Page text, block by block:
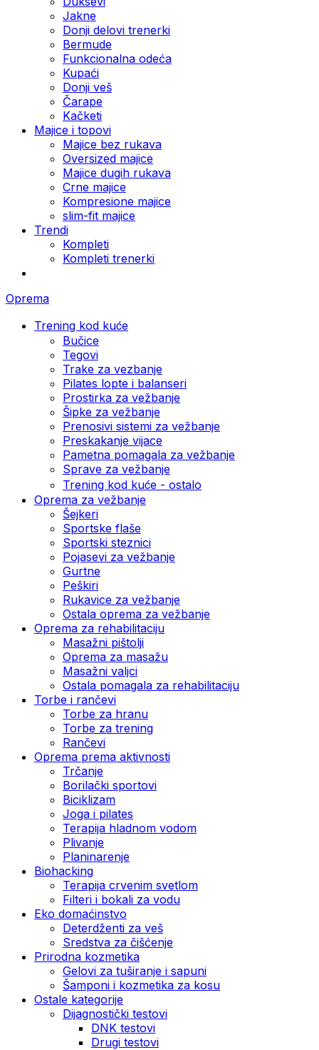
Jakne
Donji delovi trenerki
Bermude
Funkcionalna odeća
Kupaći
Donji veš
Čarape
Kačketi
Majice i topovi
Majice bez rukava
Oversized majice
Majice dugih rukava
Crne majice
Kompresione majice
slim-fit majice
Trendi
Kompleti
Kompleti trenerki
Oprema
Trening kod kuće
Bučice
Tegovi
Trake za vezbanje
Pilates lopte i balanseri
Prostirka za vežbanje
Šipke za vežbanje
Prenosivi sistemi za vežbanje
Preskakanje vijace
Pametna pomagala za vežbanje
Sprave za vežbanje
Trening kod kuće - ostalo
Oprema za vežbanje
Šejkeri
Sportske flaše
Sportski steznici
Pojasevi za vežbanje
Gurtne
Peškiri
Rukavice za vežbanje
Ostala oprema za vežbanje
Oprema za rehabilitaciju
Masažni pištolji
Oprema za masažu
Masažni valjci
Ostala pomagala za rehabilitaciju
Torbe i rančevi
Torbe za hranu
Torbe za trening
Rančevi
Oprema prema aktivnosti
Trčanje
Borilački sportovi
Biciklizam
Joga i pilates
Terapija hladnom vodom
Plivanje
Planinarenje
Biohacking
Terapija crvenim svetlom
Filteri i bokali za vodu
Eko domaćinstvo
Deterdženti za veš
Sredstva za čišćenje
Prirodna kozmetika
Gelovi za tuširanje i sapuni
Šamponi i kozmetika za kosu
Ostale kategorije
Dijagnostički testovi
DNK testovi
Drugi testovi